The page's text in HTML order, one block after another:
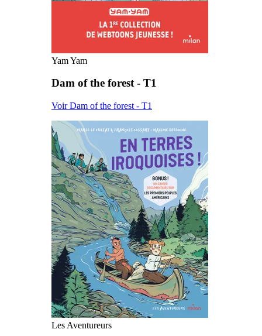
Yam Yam
Dam of the forest - T1
Voir Dam of the forest - T1
Les Aventureurs